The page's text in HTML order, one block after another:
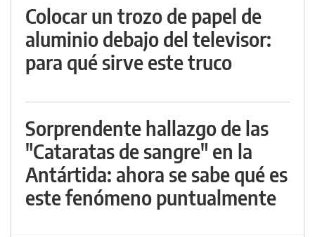
Colocar un trozo de papel de
aluminio debajo del televisor:
para qué sirve este truco
Sorprendente hallazgo de las
"Cataratas de sangre" en la
Antártida: ahora se sabe qué es
este fenómeno puntualmente